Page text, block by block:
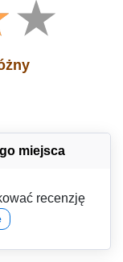
miejsca
recenzję